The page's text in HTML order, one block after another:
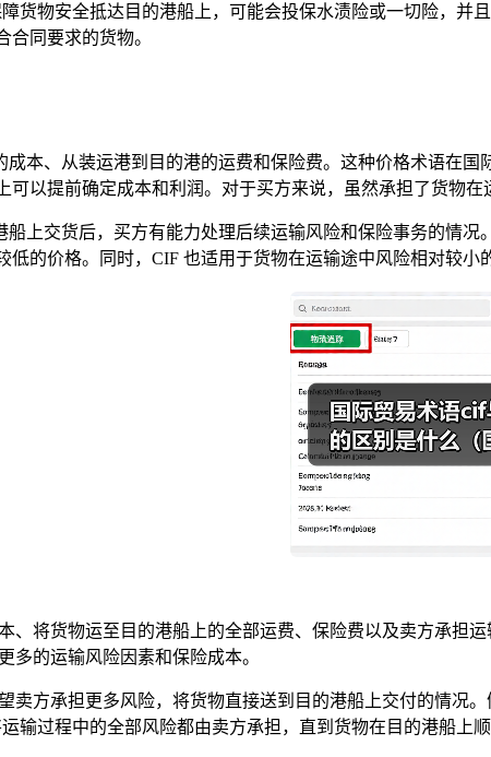
物安全抵达目的港船上，可能会投保水渍险或一切险，并
同要求的货物。
、从装运港到目的港的运费和保险费。这种价格术语在国
以提前确定成本和利润。对于买方来说，虽然承担了货物
交货后，买方有能力处理后续运输风险和保险事务的情况
的价格。同时，CIF 也适用于货物在运输途中风险相对较小
将货物运至目的港船上的全部运费、保险费以及卖方承担运
多的运输风险因素和保险成本。
方承担更多风险，将货物直接送到目的港船上交付的情况。
输过程中的全部风险都由卖方承担，直到货物在目的港船上顺